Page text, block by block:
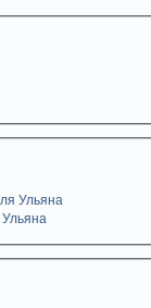
Ульяна